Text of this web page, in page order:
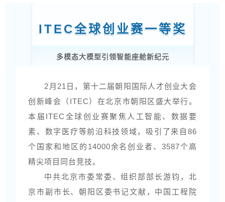
ITEC全球创业赛一等奖
多模态大模型引领智能座舱新纪元
2月21日，第十二届朝阳国际人才创业大会
创新峰会（ITEC）在北京市朝阳区盛大举行。
本届ITEC全球创业赛聚焦人工智能、数据要
素、数字医疗等前沿科技领域，吸引了来自86
个国家和地区的14000余名创业者、3587个高
精尖项目同台竞技。
中共北京市委常委、组织部部长游钧，北
京市副市长、朝阳区委书记文献，中国工程院